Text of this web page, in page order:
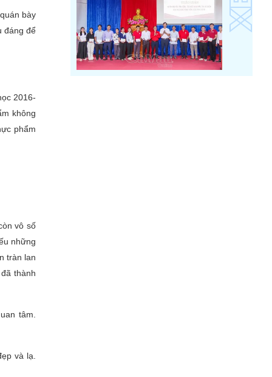
bày
đáng để
2016-
không
phẩm
vô số
những
tràn lan
thành
tâm.
và lạ.